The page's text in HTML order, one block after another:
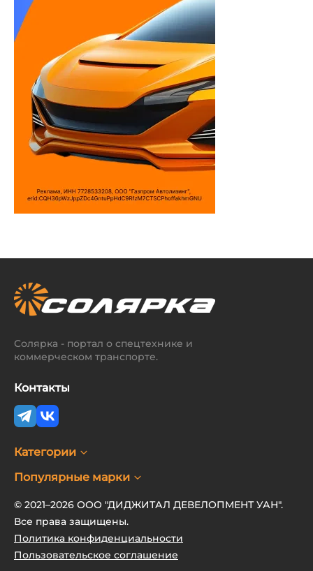
Солярка - портал о спецтехнике и
коммерческом транспорте.
Контакты
Категории
Популярные марки
© 2021–2026 ООО "ДИДЖИТАЛ ДЕВЕЛОПМЕНТ УАН".
Все права защищены.
Политика конфиденциальности
Пользовательское соглашение